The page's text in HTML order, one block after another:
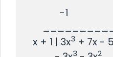
              -1
   x + 1 | 3x
3 + 7x - 5
3 2